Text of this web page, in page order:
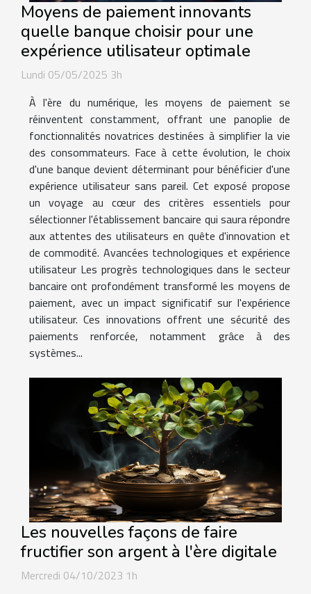
Moyens de paiement innovants
quelle banque choisir pour une
expérience utilisateur optimale
Lundi 05/05/2025 3h
À l'ère du numérique, les moyens de paiement se
réinventent constamment, offrant une panoplie de
fonctionnalités novatrices destinées à simplifier la vie
des consommateurs. Face à cette évolution, le choix
d'une banque devient déterminant pour bénéficier d'une
expérience utilisateur sans pareil. Cet exposé propose
un voyage au cœur des critères essentiels pour
sélectionner l'établissement bancaire qui saura répondre
aux attentes des utilisateurs en quête d'innovation et
de commodité. Avancées technologiques et expérience
utilisateur Les progrès technologiques dans le secteur
bancaire ont profondément transformé les moyens de
paiement, avec un impact significatif sur l'expérience
utilisateur. Ces innovations offrent une sécurité des
paiements renforcée, notamment grâce à des
systèmes...
Les nouvelles façons de faire
fructifier son argent à l'ère digitale
Mercredi 04/10/2023 1h